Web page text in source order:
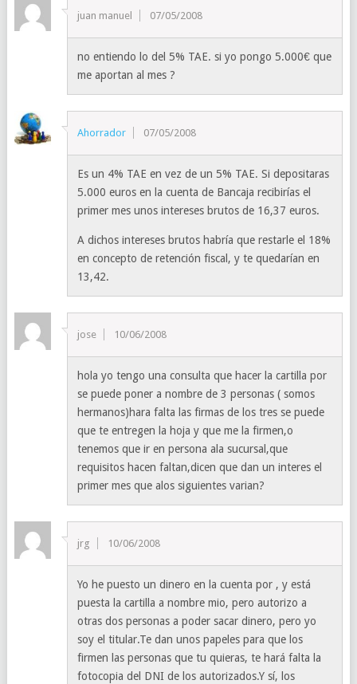
juan manuel 07/05/2008
no entiendo lo del 5% TAE. si yo pongo 5.000€ que
me aportan al mes ?
Ahorrador 07/05/2008
Es un 4% TAE en vez de un 5% TAE. Si depositaras
5.000 euros en la cuenta de Bancaja recibirías el
primer mes unos intereses brutos de 16,37 euros.
A dichos intereses brutos habría que restarle el 18%
en concepto de retención fiscal, y te quedarían en
13,42.
jose 10/06/2008
hola yo tengo una consulta que hacer la cartilla por
se puede poner a nombre de 3 personas ( somos
hermanos)hara falta las firmas de los tres se puede
que te entregen la hoja y que me la firmen,o
tenemos que ir en persona ala sucursal,que
requisitos hacen faltan,dicen que dan un interes el
primer mes que alos siguientes varian?
jrg 10/06/2008
Yo he puesto un dinero en la cuenta por , y está
puesta la cartilla a nombre mio, pero autorizo a
otras dos personas a poder sacar dinero, pero yo
soy el titular.Te dan unos papeles para que los
firmen las personas que tu quieras, te hará falta la
fotocopia del DNI de los autorizados.Y sí, los